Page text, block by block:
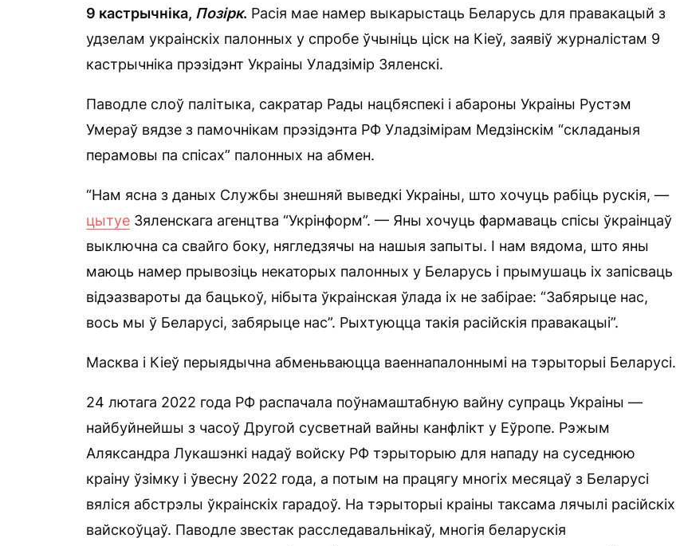
9 кастрычніка, Позірк. Расія мае намер выкарыстаць Беларусь для правакацый з
удзелам украінскіх палонных у спробе ўчыніць ціск на Кіеў, заявіў журналістам 9
кастрычніка прэзідэнт Украіны Уладзімір Зяленскі.
Паводле слоў палітыка, сакратар Рады нацбяспекі і абароны Украіны Рустэм
Умераў вядзе з памочнікам прэзідэнта РФ Уладзімірам Медзінскім “складаныя
перамовы па спісах” палонных на абмен.
“Нам ясна з даных Службы знешняй выведкі Украіны, што хочуць рабіць рускія, —
цытуе Зяленскага агенцтва “Укрінформ”. — Яны хочуць фармаваць спісы ўкраінцаў
выключна са свайго боку, нягледзячы на ​​нашыя запыты. І нам вядома, што яны
маюць намер прывозіць некаторых палонных у Беларусь і прымушаць іх запісваць
відэазвароты да бацькоў, нібыта ўкраінская ўлада іх не забірае: “Забярыце нас,
вось мы ў Беларусі, забярыце нас”. Рыхтуюцца такія расійскія правакацыі”.
Масква і Кіеў перыядычна абменьваюцца ваеннапалоннымі на тэрыторыі Беларусі.
24 лютага 2022 года РФ распачала поўнамаштабную вайну супраць Украіны —
найбуйнейшы з часоў Другой сусветнай вайны канфлікт у Еўропе. Рэжым
Аляксандра Лукашэнкі надаў войску РФ тэрыторыю для нападу на суседнюю
краіну ўзімку і ўвесну 2022 года, а потым на працягу многіх месяцаў з Беларусі
вяліся абстрэлы ўкраінскіх гарадоў. На тэрыторыі краіны таксама лячылі расійскіх
вайскоўцаў. Паводле звестак расследавальнікаў, многія беларускія